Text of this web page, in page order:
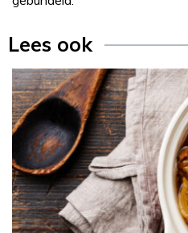
Lees ook
Recept
Julius Jaspers